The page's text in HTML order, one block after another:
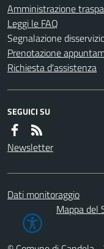
Amministrazione
Leggi le FAQ
Segnalazione
Prenotazione
Richiesta d'assistenza
SEGUICI SU
Newsletter
Dati monitoraggio
Mappa del